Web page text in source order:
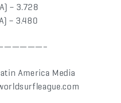
– 3.728
– 3.480
America Media